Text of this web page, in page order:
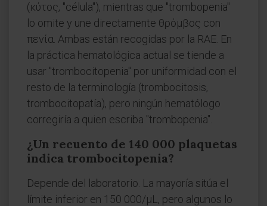
(κύτος, "célula"), mientras que "trombopenia"
lo omite y une directamente θρόμβος con
πενία. Ambas están recogidas por la RAE. En
la práctica hematológica actual se tiende a
usar "trombocitopenia" por uniformidad con el
resto de la terminología (trombocitosis,
trombocitopatía), pero ningún hematólogo
corregiría a quien escriba "trombopenia".
¿Un recuento de 140 000 plaquetas
indica trombocitopenia?
Depende del laboratorio. La mayoría sitúa el
límite inferior en 150 000/µL, pero algunos lo